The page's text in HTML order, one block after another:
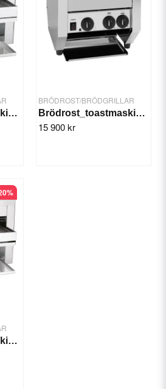
Brödrost_toastmaskin 300 skivor
BRÖDROST/BRÖDGRILLAR
Brödrost_toastmaskin ML18051
15 900 kr
Brödrost_toastmaskin 450 skivor
my question.